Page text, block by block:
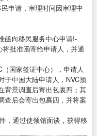
申请，审理时间因审理中
函向移民服务中心申请I-
批准函寄给申请人，并通
国家签证中心），申请人
于中国大陆申请人，NVC预
背景调查后寄出包裹四；其
查后会寄出包裹四，并将案
，通过使领馆面谈，获得移